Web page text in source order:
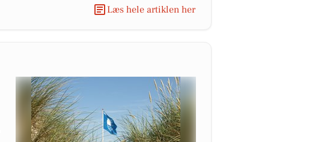
Læs hele artiklen her